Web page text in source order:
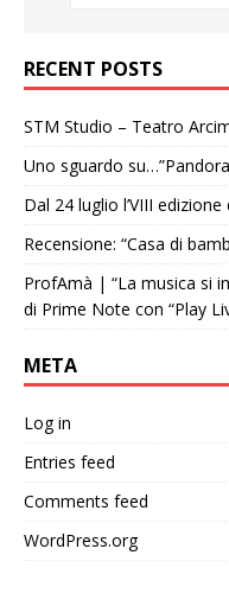
RECENT POSTS
STM Studio – Teatro
Uno sguardo
Dal 24 luglio l’VIII
Recensione: “Casa di
ProfAmà | “La musica si
di Prime Note con “Play
META
Log in
Entries feed
Comments feed
WordPress.org